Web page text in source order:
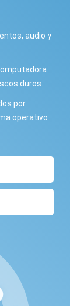
audio y
duros.
​​por
operativo